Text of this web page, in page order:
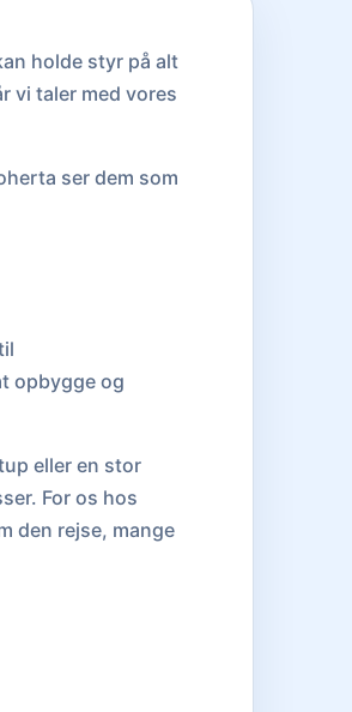
holde styr på alt
vi taler med vores
ser dem som
opbygge og
eller en stor
For os hos
den rejse, mange